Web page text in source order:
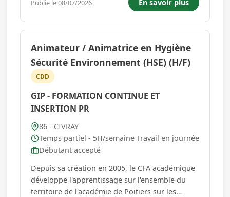
Publie le 08/07/2026 En savoir plus
Animateur / Animatrice en Hygiène
Sécurité Environnement (HSE) (H/F)
CDD
GIP - FORMATION CONTINUE ET
INSERTION PR
86 - CIVRAY
Temps partiel - 5H/semaine Travail en journée
Débutant accepté
Depuis sa création en 2005, le CFA académique
développe l'apprentissage sur l'ensemble du
territoire de l'académie de Poitiers sur les